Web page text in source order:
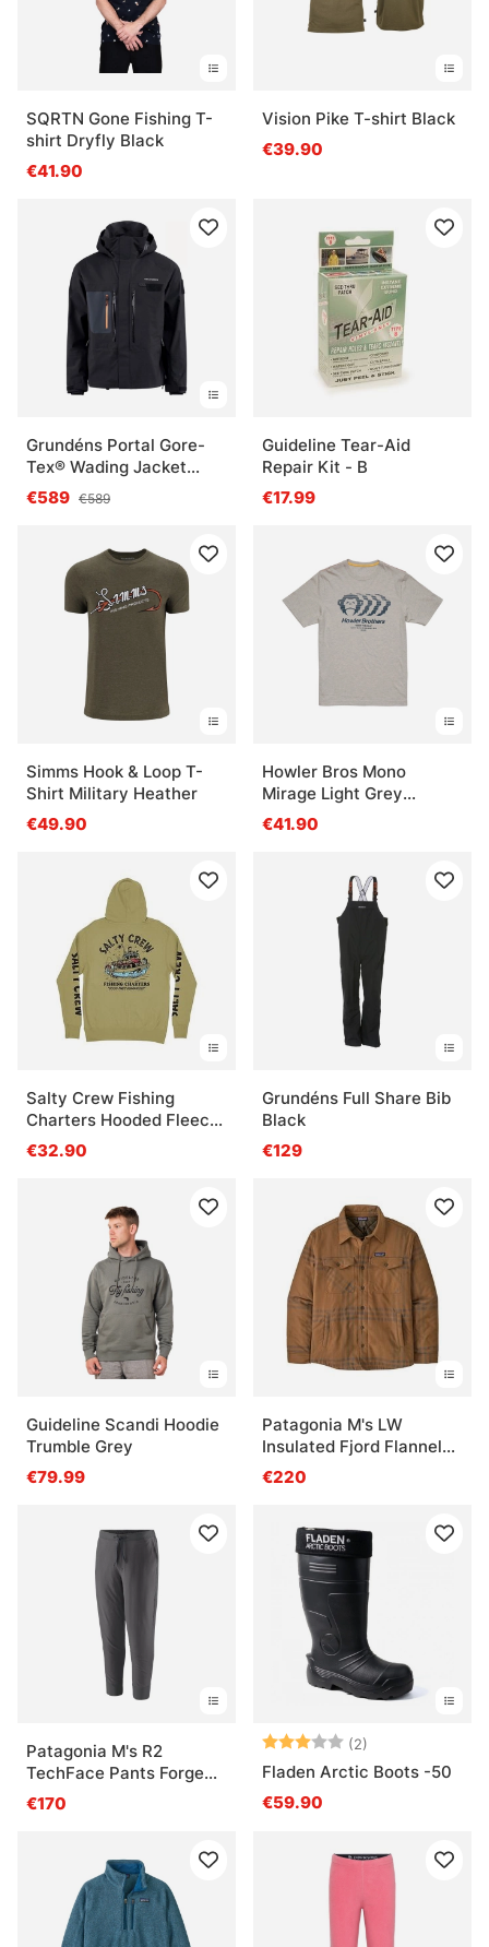
SQRTN Gone Fishing T-
shirt Dryfly Black
€41.90
Vision Pike T-shirt Black
€39.90
Grundéns Portal Gore-
Tex® Wading Jacket
Black
€589 €589
Guideline Tear-Aid
Repair Kit - B
€17.99
Simms Hook & Loop T-
Shirt Military Heather
€49.90
Howler Bros Mono
Mirage Light Grey
Heather
€41.90
Salty Crew Fishing
Charters Hooded Fleece
Sandstone
€32.90
Grundéns Full Share Bib
Black
€129
Guideline Scandi Hoodie
Trumble Grey
€79.99
Patagonia M's LW
Insulated Fjord Flannel
Shirt DEBN
€220
Patagonia M's R2
TechFace Pants Forge
Grey
€170
Arvio: (2)
Fladen Arctic Boots -50
€59.90